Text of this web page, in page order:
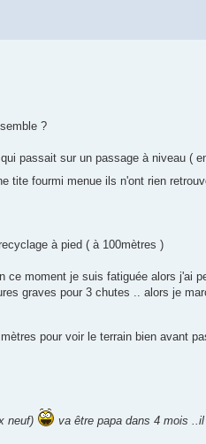
?
passait sur un passage à niveau (
tite fourmi menue ils n'ont rien
à pied ( à 100mètres )
moment je suis fatiguée alors j'ai
graves pour 3 chutes .. alors je
pour voir le terrain bien avant
neuf)
va être papa dans 4 mois